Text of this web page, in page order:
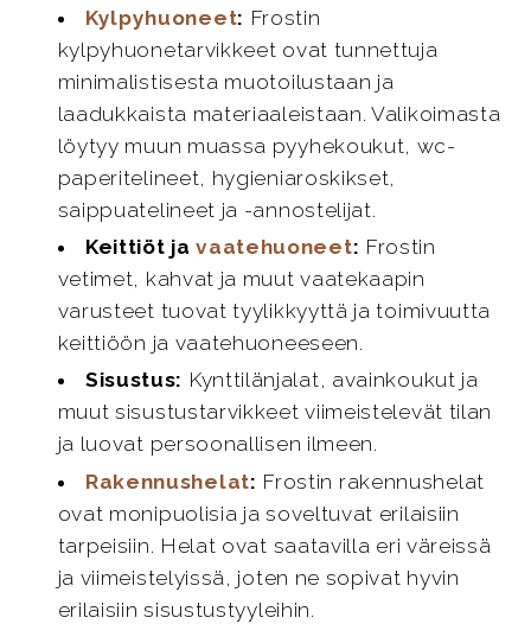
Kylpyhuoneet: Frostin
kylpyhuonetarvikkeet ovat tunnettuja
minimalistisesta muotoilustaan ja
laadukkaista materiaaleistaan. Valikoimasta
löytyy muun muassa pyyhekoukut, wc-
paperitelineet, hygieniaroskikset,
saippuatelineet ja -annostelijat.
Keittiöt javaatehuoneet: Frostin
vetimet, kahvat ja muut vaatekaapin
varusteet tuovat tyylikkyyttä ja toimivuutta
keittiöön ja vaatehuoneeseen.
Sisustus: Kynttilänjalat, avainkoukut ja
muut sisustustarvikkeet viimeistelevät tilan
ja luovat persoonallisen ilmeen.
Rakennushelat: Frostin rakennushelat
ovat monipuolisia ja soveltuvat erilaisiin
tarpeisiin. Helat ovat saatavilla eri väreissä
ja viimeistelyissä, joten ne sopivat hyvin
erilaisiin sisustustyyleihin.